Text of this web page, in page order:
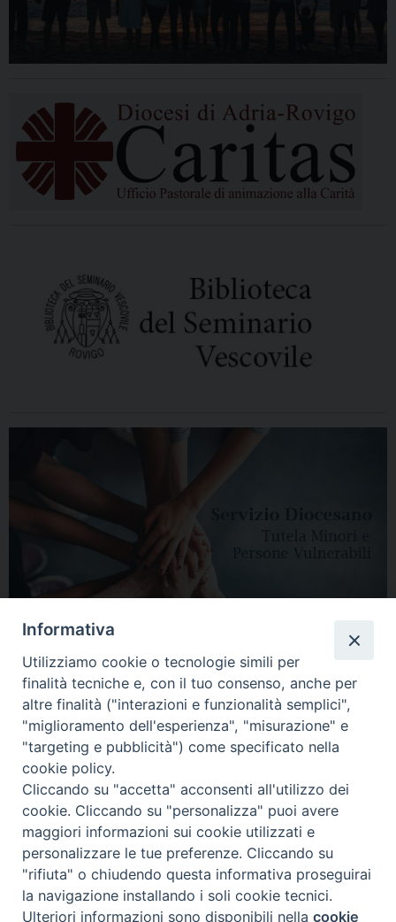
HOME DIOCESI VESCOVO CURIA VESCOVILE NEWS
APPUNTAMENTI CONTATTI SERVIZIO ANTENATI
Copyright © 2018 - 2021Diocesi di Adria Rovigo.All Rights Reserved.
Informativa
Utilizziamo cookie o tecnologie simili per
finalità tecniche e, con il tuo consenso, anche per
altre finalità ("interazioni e funzionalità semplici",
"miglioramento dell'esperienza", "misurazione" e
"targeting e pubblicità") come specificato nella
cookie policy.
Cliccando su "accetta" acconsenti all'utilizzo dei
cookie. Cliccando su "personalizza" puoi avere
maggiori informazioni sui cookie utilizzati e
personalizzare le tue preferenze. Cliccando su
"rifiuta" o chiudendo questa informativa proseguirai
la navigazione installando i soli cookie tecnici.
Ulteriori informazioni sono disponibili nellacookie